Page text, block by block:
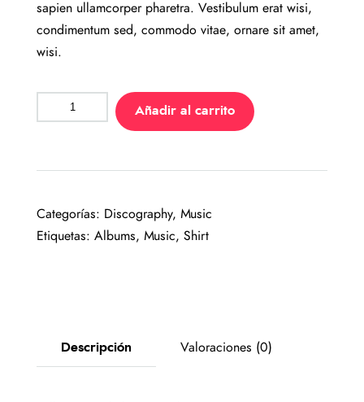
sapien ullamcorper pharetra. Vestibulum erat wisi,
condimentum sed, commodo vitae, ornare sit amet,
wisi.
Añadir al carrito
Categorías: Discography, Music
Etiquetas: Albums, Music, Shirt
Descripción Valoraciones (0)